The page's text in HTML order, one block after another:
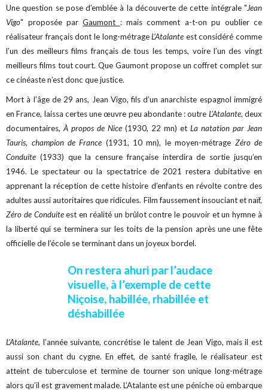
Une question se pose d’emblée à la découverte de cette intégrale "Jean
Vigo" proposée parGaumont : mais comment a-t-on pu oublier ce
réalisateur français dont le long-métrageL’Atalante est considéré comme
l’un des meilleurs films français de tous les temps, voire l’un des vingt
meilleurs films tout court. Que Gaumont propose un coffret complet sur
ce cinéaste n’est donc que justice.
Mort à l’âge de 29 ans, Jean Vigo, fils d’un anarchiste espagnol immigré
en France, laissa certes une œuvre peu abondante : outre L'Atalante, deux
documentaires,À propos de Nice (1930, 22 mn) et La natation par Jean
Tauris, champion de France (1931, 10 mn), le moyen-métrage Zéro de
Conduite (1933) que la censure française interdira de sortie jusqu’en
1946. Le spectateur ou la spectatrice de 2021 restera dubitative en
apprenant la réception de cette histoire d’enfants en révolte contre des
adultes aussi autoritaires que ridicules. Film faussement insouciant et naïf,
Zéro de Conduiteest en réalité un brûlot contre le pouvoir et un hymne à
la liberté qui se terminera sur les toits de la pension après une une fête
officielle de l’école se terminant dans un joyeux bordel.
On restera ahuri par l’audace
visuelle, à l’exemple de cette
Niçoise, habillée, rhabillée et
déshabillée
L’Atalante, l’année suivante, concrétise le talent de Jean Vigo, mais il est
aussi son chant du cygne. En effet, de santé fragile, le réalisateur est
atteint de tuberculose et termine de tourner son unique long-métrage
alors qu’il est gravement malade. L’Atalante est une péniche où embarque